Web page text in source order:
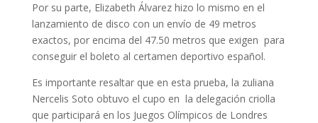
Por su parte, Elizabeth Álvarez hizo lo mismo en el
lanzamiento de disco con un envío de 49 metros
exactos, por encima del 47.50 metros que exigen para
conseguir el boleto al certamen deportivo español.
Es importante resaltar que en esta prueba, la zuliana
Nercelis Soto obtuvo el cupo en la delegación criolla
que participará en los Juegos Olímpicos de Londres